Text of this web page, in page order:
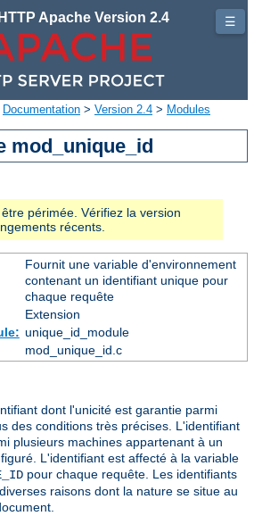
Apache Version 2.4
Documentation > Version 2.4 > Modules
mod_unique_id
périmée. Vérifiez la version
récents.
Fournit une variable d'environnement
contenant un identifiant unique pour
chaque requête
Extension
unique_id_module
mod_unique_id.c
dont l'unicité est garantie parmi
des conditions très précises. L'identifiant
plusieurs machines appartenant à un
L'identifiant est affecté à la variable
pour chaque requête. Les identifiants
raisons dont la nature se situe au
☰